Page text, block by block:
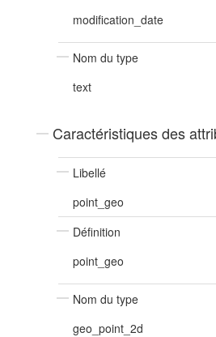
modification_date
Nom du type
text
Caractéristiques des
Libellé
point_geo
Définition
point_geo
Nom du type
geo_point_2d